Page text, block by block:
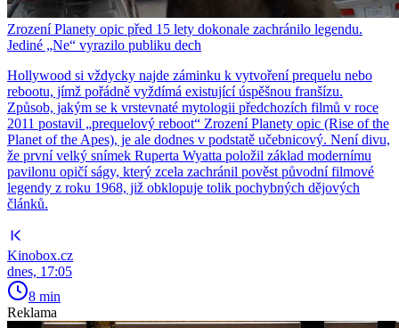
Zrození Planety opic před 15 lety dokonale zachránilo legendu.
Jediné „Ne“ vyrazilo publiku dech
Hollywood si vždycky najde záminku k vytvoření prequelu nebo
rebootu, jímž pořádně vyždímá existující úspěšnou franšízu.
Způsob, jakým se k vrstevnaté mytologii předchozích filmů v roce
2011 postavil „prequelový reboot“ Zrození Planety opic (Rise of the
Planet of the Apes), je ale dodnes v podstatě učebnicový. Není divu,
že první velký snímek Ruperta Wyatta položil základ modernímu
pavilonu opičí ságy, který zcela zachránil pověst původní filmové
legendy z roku 1968, již obklopuje tolik pochybných dějových
článků.
Kinobox.cz
dnes, 17:05
8 min
Reklama